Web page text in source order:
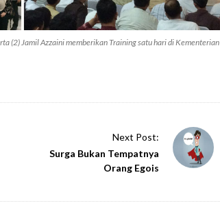
(2) Jamil Azzaini memberikan Training satu hari di Kementerian
Next Post:
Surga Bukan Tempatnya
Orang Egois